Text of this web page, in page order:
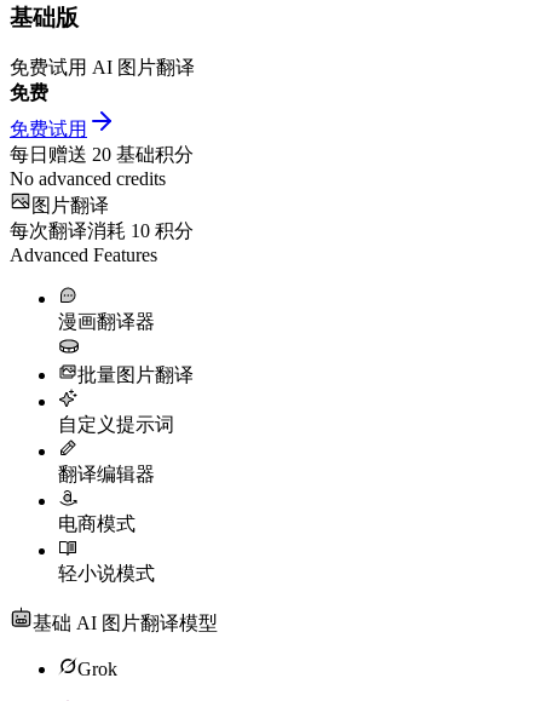
基础版
免费试用 AI 图片翻译
免费
免费试用
每日赠送 20 基础积分
No advanced credits
图片翻译
每次翻译消耗 10 积分
Advanced Features
漫画翻译器
批量图片翻译
自定义提示词
翻译编辑器
电商模式
轻小说模式
基础 AI 图片翻译模型
Grok